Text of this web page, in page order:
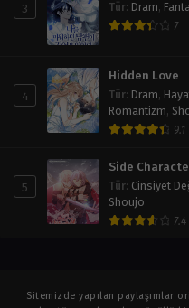
3 Tür: Dram,
7
4
Hidden Love
Tür: Dram,
Romantizm,
9.1
5
Side
Tür: Cinsiyet
Shoujo
7.4
Sitemizde yapılan paylaşımlar